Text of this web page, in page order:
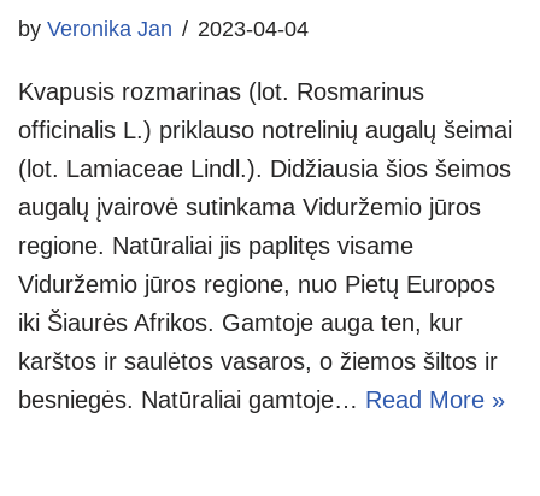
by Veronika Jan 2023-04-04
Kvapusis rozmarinas (lot. Rosmarinus
officinalis L.) priklauso notrelinių augalų šeimai
(lot. Lamiaceae Lindl.). Didžiausia šios šeimos
augalų įvairovė sutinkama Viduržemio jūros
regione. Natūraliai jis paplitęs visame
Viduržemio jūros regione, nuo Pietų Europos
iki Šiaurės Afrikos. Gamtoje auga ten, kur
karštos ir saulėtos vasaros, o žiemos šiltos ir
besniegės. Natūraliai gamtoje… Read More »